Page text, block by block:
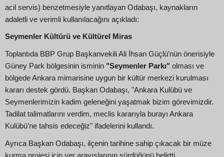
acil servis) benzetmesiyle yanıtlayan Odabaşı, kaynakların
adaletli ve verimli kullanılacağını açıkladı:
Seymenler Kültürü ve Kültürel Miras
Toplantıda BBP Grup Başkanvekili Ali İhsan Güçlü’nün önerisiyle
Güney Park bölgesinin isminin "Seymenler Parkı" olması ve
bölgede Ankara mimarisine uygun bir kültür merkezi kurulması
kararı destek gördü. Başkan Odabaşı, "Ankara Kulübü ve
Seymenlerimizin kadim geleneğini yaşatmak bizim görevimizdir.
Tadilat talimatlarını verdim, meclis kararıyla burayı Ankara
Kulübü’ne tahsis edeceğiz" ifadelerini kullandı.
Ayrıca Başkan Odabaşı, ilçenin tarihine sahip çıkacak bir müze
kurma projesi için yer arayışlarının sürdüğünü belirtti.